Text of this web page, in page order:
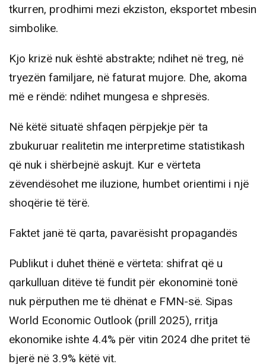
tkurren, prodhimi mezi ekziston, eksportet mbesin
simbolike.
Kjo krizë nuk është abstrakte; ndihet në treg, në
tryezën familjare, në faturat mujore. Dhe, akoma
më e rëndë: ndihet mungesa e shpresës.
Në këtë situatë shfaqen përpjekje për ta
zbukuruar realitetin me interpretime statistikash
që nuk i shërbejnë askujt. Kur e vërteta
zëvendësohet me iluzione, humbet orientimi i një
shoqërie të tërë.
Faktet janë të qarta, pavarësisht propagandës
Publikut i duhet thënë e vërteta: shifrat që u
qarkulluan ditëve të fundit për ekonominë tonë
nuk përputhen me të dhënat e FMN-së. Sipas
World Economic Outlook (prill 2025), rritja
ekonomike ishte 4.4% për vitin 2024 dhe pritet të
bjerë në 3.9% këtë vit.